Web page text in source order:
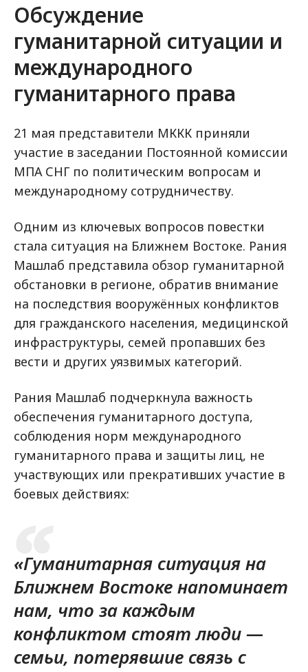
Обсуждение
гуманитарной ситуации и
международного
гуманитарного права
21 мая представители МККК приняли
участие в заседании Постоянной комиссии
МПА СНГ по политическим вопросам и
международному сотрудничеству.
Одним из ключевых вопросов повестки
стала ситуация на Ближнем Востоке. Рания
Машлаб представила обзор гуманитарной
обстановки в регионе, обратив внимание
на последствия вооружённых конфликтов
для гражданского населения, медицинской
инфраструктуры, семей пропавших без
вести и других уязвимых категорий.
Рания Машлаб подчеркнула важность
обеспечения гуманитарного доступа,
соблюдения норм международного
гуманитарного права и защиты лиц, не
участвующих или прекративших участие в
боевых действиях:
«Гуманитарная ситуация на
Ближнем Востоке напоминает
нам, что за каждым
конфликтом стоят люди —
семьи, потерявшие связь с